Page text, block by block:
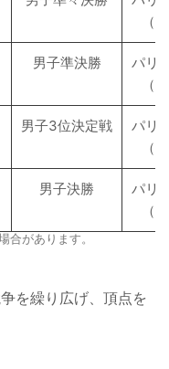
（
男子準決勝
パリ
（
男子3位決定戦
パリ
（
男子決勝
パリ
（
合があります。
を繰り広げ、頂点を